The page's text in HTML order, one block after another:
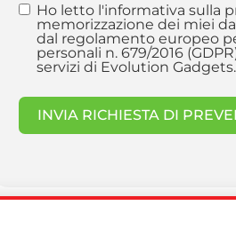
Ho letto l'informativa sulla
memorizzazione dei miei
dal regolamento europeo
personali n. 679/2016
servizi di Evolution Gadgets.
INVIA RICHIESTA DI